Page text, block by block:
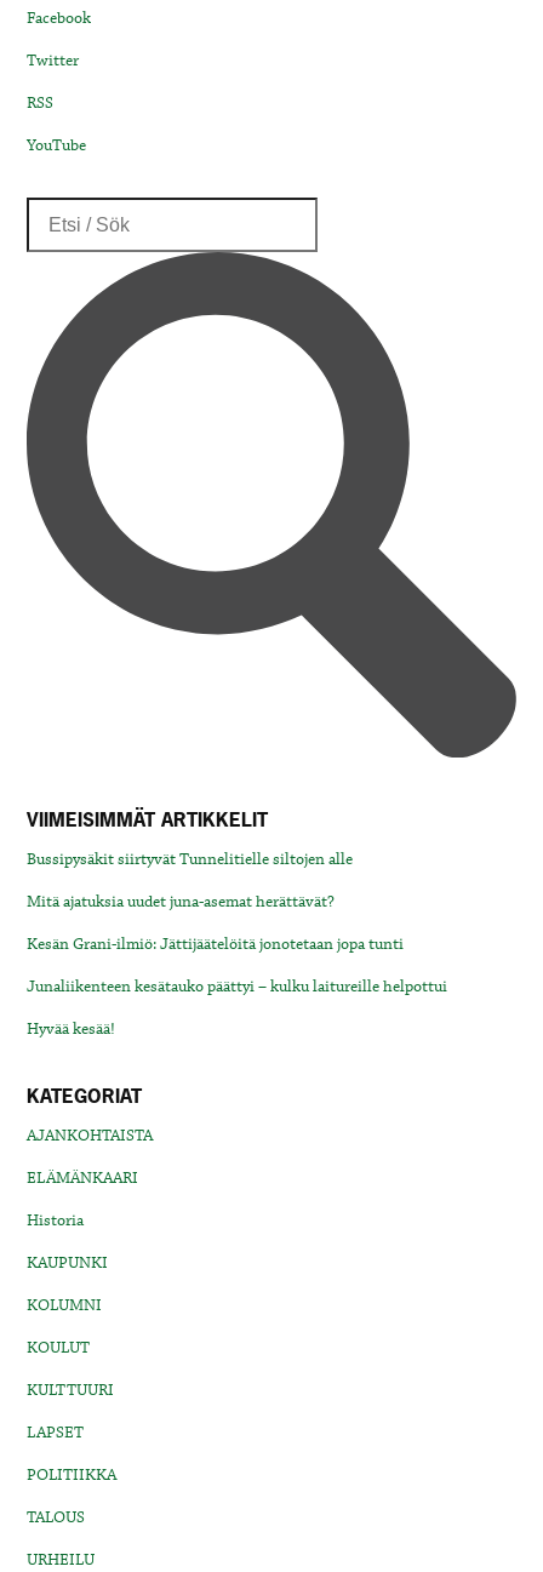
Facebook
Twitter
RSS
YouTube
VIIMEISIMMÄT ARTIKKELIT
Bussipysäkit siirtyvät Tunnelitielle siltojen alle
Mitä ajatuksia uudet juna-asemat herättävät?
Kesän Grani-ilmiö: Jättijäätelöitä jonotetaan jopa tunti
Junaliikenteen kesätauko päättyi – kulku laitureille helpottui
Hyvää kesää!
KATEGORIAT
AJANKOHTAISTA
ELÄMÄNKAARI
Historia
KAUPUNKI
KOLUMNI
KOULUT
KULTTUURI
LAPSET
POLITIIKKA
TALOUS
URHEILU